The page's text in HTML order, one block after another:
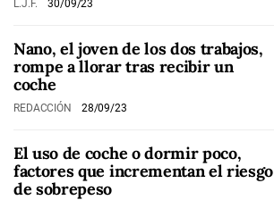
L.J.F. 30/09/23
Nano, el joven de los dos trabajos,
rompe a llorar tras recibir un
coche
REDACCIÓN 28/09/23
El uso de coche o dormir poco,
factores que incrementan el riesgo
de sobrepeso